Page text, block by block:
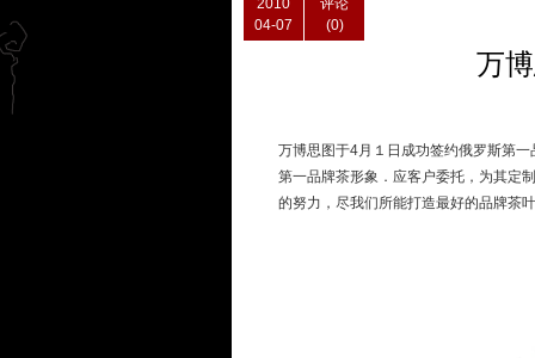
2010
04-07
评论
(0)
万
万博思图于4月１日成功签约俄罗斯第
第一品牌茶形象．应客户委托，为其定
的努力，尽我们所能打造最好的品牌茶